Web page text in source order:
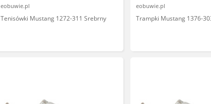
eobuwie.pl
Tenisówki Mustang 1272-311 Srebrny
eobuwie.pl
Trampki Mustang 1376-